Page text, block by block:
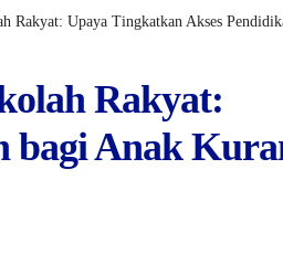
Rakyat: Upaya Tingkatkan Akses
Rakyat:
bagi Anak